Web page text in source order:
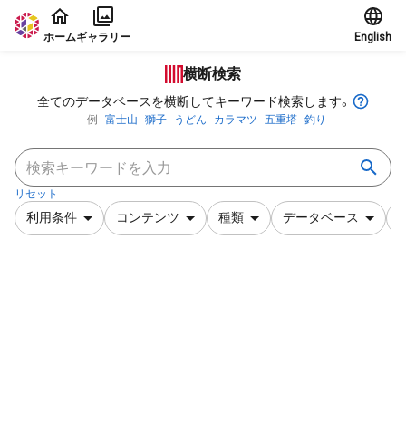
本文に飛ぶ
ホームギャラリー English
横断検索
全てのデータベースを横断してキーワード検索します。
例 富士山 獅子 うどん カラマツ 五重塔 釣り
リセット
利用条件 コンテンツ 種類 データベース